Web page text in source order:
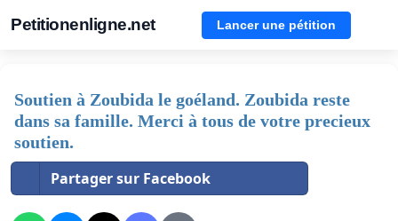
Petitionenligne.net Lancer une pétition
Soutien à Zoubida le goéland. Zoubida reste
dans sa famille. Merci à tous de votre precieux
soutien.
Partager sur Facebook